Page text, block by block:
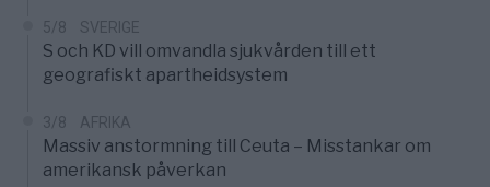
5/8 SVERIGE
S och KD vill omvandla sjukvården till ett
geografiskt apartheidsystem
3/8 AFRIKA
Massiv anstormning till Ceuta – Misstankar om
amerikansk påverkan